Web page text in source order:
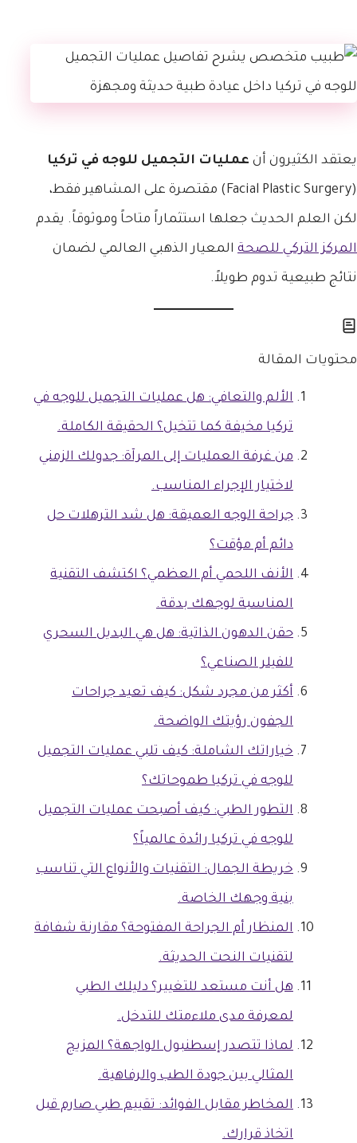
يعتقد الكثيرون أن عمليات التجميل للوجه في تركيا
(Facial Plastic Surgery) مقتصرة على المشاهير فقط،
لكن العلم الحديث جعلها استثماراً متاحاً وموثوقاً. يقدم
المركز التركي للصحة المعيار الذهبي العالمي لضمان
نتائج طبيعية تدوم طويلاً.
محتويات المقالة
الألم والتعافي: هل عمليات التجميل للوجه في
تركيا مخيفة كما تتخيل؟ الحقيقة الكاملة.
من غرفة العمليات إلى المرآة: جدولك الزمني
لاختيار الإجراء المناسب.
جراحة الوجه العميقة: هل شد الترهلات حل
دائم أم مؤقت؟
الأنف اللحمي أم العظمي؟ اكتشف التقنية
المناسبة لوجهك بدقة.
حقن الدهون الذاتية: هل هي البديل السحري
للفيلر الصناعي؟
أكثر من مجرد شكل: كيف تعيد جراحات
الجفون رؤيتك الواضحة.
خياراتك الشاملة: كيف تلبي عمليات التجميل
للوجه في تركيا طموحاتك؟
التطور الطبي: كيف أصبحت عمليات التجميل
للوجه في تركيا رائدة عالمياً؟
خريطة الجمال: التقنيات والأنواع التي تناسب
بنية وجهك الخاصة.
المنظار أم الجراحة المفتوحة؟ مقارنة شفافة
لتقنيات النحت الحديثة.
هل أنت مستعد للتغيير؟ دليلك الطبي
لمعرفة مدى ملاءمتك للتدخل.
لماذا تتصدر إسطنبول الواجهة؟ المزيج
المثالي بين جودة الطب والرفاهية.
المخاطر مقابل الفوائد: تقييم طبي صارم قبل
اتخاذ قرارك.